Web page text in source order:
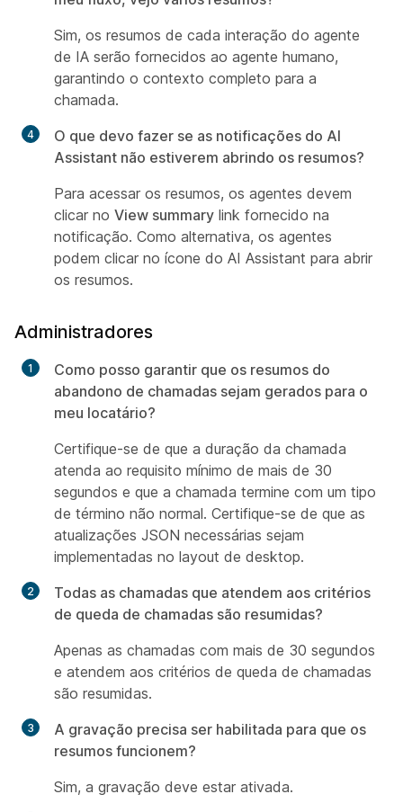
Sim, os resumos de cada interação do agente
de IA serão fornecidos ao agente humano,
garantindo o contexto completo para a
chamada.
O que devo fazer se as notificações do AI
Assistant não estiverem abrindo os resumos?
Para acessar os resumos, os agentes devem
clicar no View summary link fornecido na
notificação. Como alternativa, os agentes
podem clicar no ícone do AI Assistant para abrir
os resumos.
Administradores
Como posso garantir que os resumos do
abandono de chamadas sejam gerados para o
meu locatário?
Certifique-se de que a duração da chamada
atenda ao requisito mínimo de mais de 30
segundos e que a chamada termine com um tipo
de término não normal. Certifique-se de que as
atualizações JSON necessárias sejam
implementadas no layout de desktop.
Todas as chamadas que atendem aos critérios
de queda de chamadas são resumidas?
Apenas as chamadas com mais de 30 segundos
e atendem aos critérios de queda de chamadas
são resumidas.
A gravação precisa ser habilitada para que os
resumos funcionem?
Sim, a gravação deve estar ativada.